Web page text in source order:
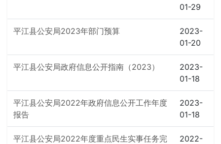
01-29
平江县公安局2023年部门预算
2023-
01-20
平江县公安局政府信息公开指南（2023）
2023-
01-18
平江县公安局2022年政府信息公开工作年度
报告
2023-
01-18
平江县公安局2022年度重点民生实事任务完
2022-